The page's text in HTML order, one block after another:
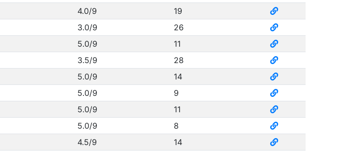
4.0/9
19
3.0/9
26
5.0/9
11
3.5/9
28
5.0/9
14
5.0/9
9
5.0/9
11
5.0/9
8
4.5/9
14